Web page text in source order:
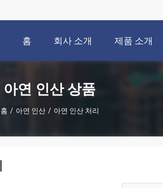
홈 회사 소개 제품 소개
아연 인산 상품
홈 / 아연 인산 / 아연 인산 처리